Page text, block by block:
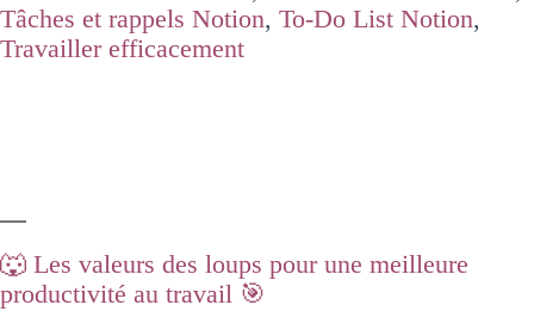
Tâches et rappels Notion, To-Do List Notion,
Travailler efficacement
🐺 Les valeurs des loups pour une meilleure
productivité au travail 🎯